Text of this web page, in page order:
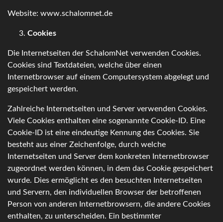
Website: www.schalomnet.de
Cookies
Die Internetseiten der SchalomNet verwenden Cookies.
Cookies sind Textdateien, welche über einen
Internetbrowser auf einem Computersystem abgelegt und
gespeichert werden.
Zahlreiche Internetseiten und Server verwenden Cookies.
Viele Cookies enthalten eine sogenannte Cookie-ID. Eine
Cookie-ID ist eine eindeutige Kennung des Cookies. Sie
besteht aus einer Zeichenfolge, durch welche
Internetseiten und Server dem konkreten Internetbrowser
zugeordnet werden können, in dem das Cookie gespeichert
wurde. Dies ermöglicht es den besuchten Internetseiten
und Servern, den individuellen Browser der betroffenen
Person von anderen Internetbrowsern, die andere Cookies
enthalten, zu unterscheiden. Ein bestimmter